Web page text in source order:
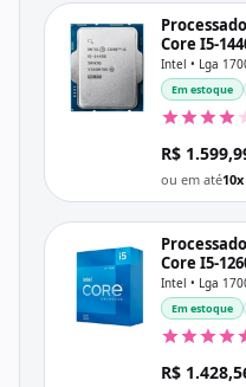
Core I5-
Sem Cooler
Intel • Lga
Em estoque
R$
ou em até
Core I5-
4.9Ghz,
Intel • Lga
Em estoque
R$